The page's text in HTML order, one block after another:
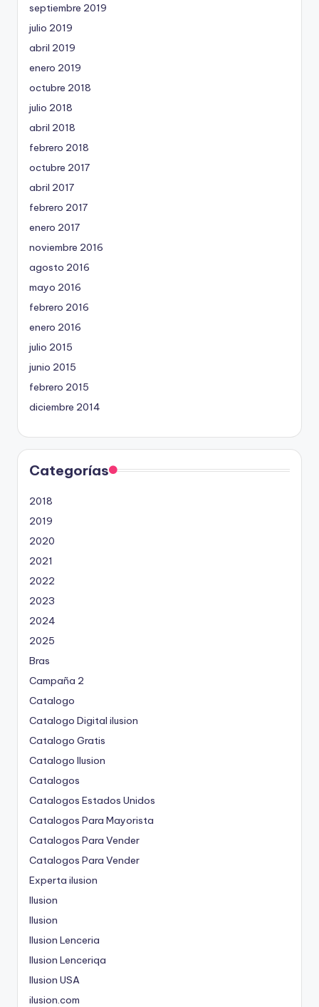
septiembre 2019
julio 2019
abril 2019
enero 2019
octubre 2018
julio 2018
abril 2018
febrero 2018
octubre 2017
abril 2017
febrero 2017
enero 2017
noviembre 2016
agosto 2016
mayo 2016
febrero 2016
enero 2016
julio 2015
junio 2015
febrero 2015
diciembre 2014
Categorías
2018
2019
2020
2021
2022
2023
2024
2025
Bras
Campaña 2
Catalogo
Catalogo Digital ilusion
Catalogo Gratis
Catalogo Ilusion
Catalogos
Catalogos Estados Unidos
Catalogos Para Mayorista
Catalogos Para Vender
Catalogos Para Vender
Experta ilusion
Ilusion
Ilusion
Ilusion Lenceria
Ilusion Lenceriqa
Ilusion USA
ilusion.com